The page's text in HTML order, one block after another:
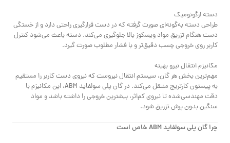
دسته ارگونومیک
طراحی دسته به‌گونه‌ای صورت گرفته که در دست قرارگیری راحتی دارد و از خستگی
دست هنگام تزریق مواد ویسکوز بالا جلوگیری می‌کند. دسته باعث می‌شود کنترل
کاربر روی خروجی چسب دقیق‌تر و با فشار مطلوب صورت گیرد.
مکانیزم انتقال نیرو بهینه
مهم‌ترین بخش هر گان، سیستم انتقال نیروست که نیروی دست کاربر را مستقیم
به پیستون کارتریج منتقل می‌کند. در گان پلی سولفاید ABM، این مکانیزم با
دقت مهندسی‌شده تا نیروی کم‌اثر، بیشترین خروجی را داشته باشد و مواد
سنگین بدون پرش تزریق شود.
چرا گان پلی سولفاید ABM خاص است